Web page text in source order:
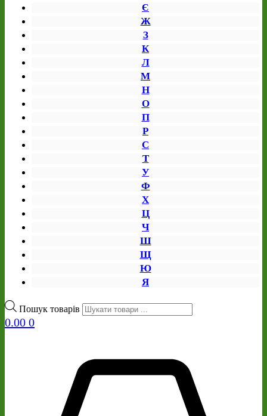
Є
Ж
З
К
Л
М
Н
О
П
Р
С
Т
У
Ф
Х
Ц
Ч
Ш
Щ
Ю
Я
Пошук товарів
0.00 0